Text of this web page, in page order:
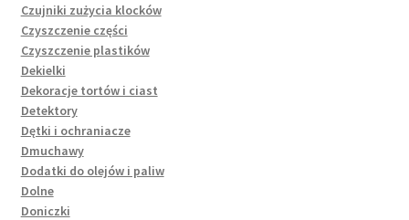
Czujniki zużycia klocków
Czyszczenie części
Czyszczenie plastików
Dekielki
Dekoracje tortów i ciast
Detektory
Dętki i ochraniacze
Dmuchawy
Dodatki do olejów i paliw
Dolne
Doniczki